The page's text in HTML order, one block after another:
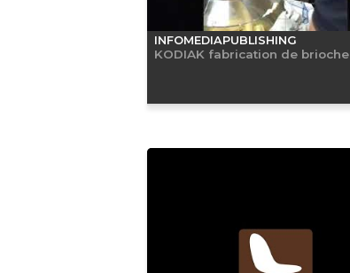
INFOMEDIAPUBLISHING
KODIAK fabrication de brioche